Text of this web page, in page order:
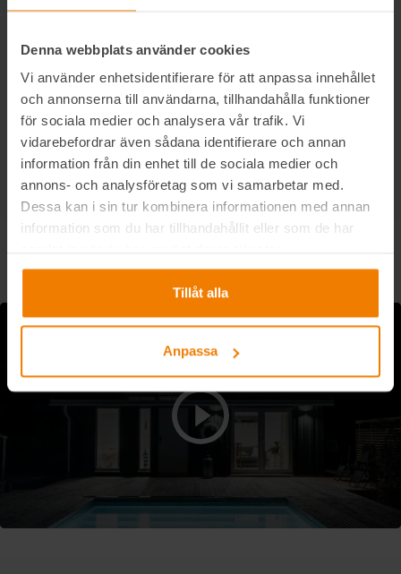
Denna webbplats använder cookies
Vi använder enhetsidentifierare för att anpassa innehållet
och annonserna till användarna, tillhandahålla funktioner
för sociala medier och analysera vår trafik. Vi
vidarebefordrar även sådana identifierare och annan
information från din enhet till de sociala medier och
annons- och analysföretag som vi samarbetar med.
Dessa kan i sin tur kombinera informationen med annan
information som du har tillhandahållit eller som de har
Tillåt alla
Anpassa
Planlösning Sovrum Slim
Planlösning 7 med sovrum och raktrappa. Vi anpassar
placeringar av kök och annan inredning tillsammans
med dig för att passa dina preferenser på design och
funktion.
PLANLÖSNING SOVRUM SLIM